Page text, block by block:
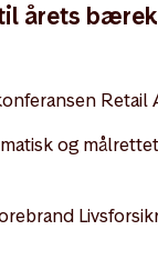
årets
Retail
og